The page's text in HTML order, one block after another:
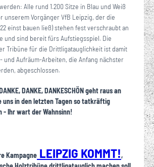
Alle rund 1.200 Sitze in Blau und Weiß
unserem Vorgänger VfB Leipzig, der die
einst bauen ließ) stehen fest verschraubt an
und sind bereit fürs Aufstiegsspiel. Die
Tribüne für die Drittligatauglichkeit ist damit
und Aufräum-Arbeiten, die Anfang nächster
abgeschlossen.
DANKE, DANKESCHÖN geht raus an
uns in den letzten Tagen so tatkräftig
Ihr wart der Wahnsinn!
Kampagne LEIPZIG KOMMT!,